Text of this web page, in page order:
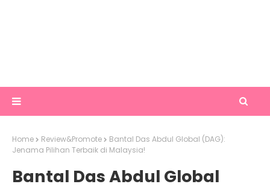
Home Review&Promote
Bantal Das Abdul Global (DAG):
Jenama Pilihan Terbaik di Malaysia!
Bantal Das Abdul Global